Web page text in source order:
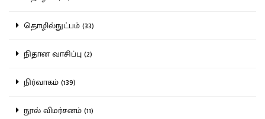
தொழில்நுட்பம் (33)
நிதான வாசிப்பு (2)
நிர்வாகம் (139)
நூல் விமர்சனம் (11)